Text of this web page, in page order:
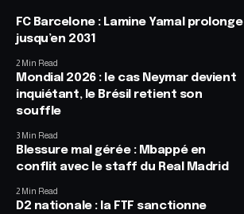
FC Barcelone : Lamine Yamal prolonge
jusqu’en 2031
2 Min Read
Mondial 2026 : le cas Neymar devient
inquiétant, le Brésil retient son
souffle
3 Min Read
Blessure mal gérée : Mbappé en
conflit avec le staff du Real Madrid
2 Min Read
D2 nationale : la FTF sanctionne